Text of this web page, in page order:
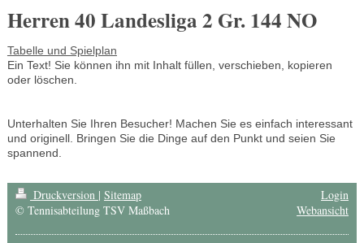
Herren 40 Landesliga 2 Gr. 144 NO
Tabelle und Spielplan
Ein Text! Sie können ihn mit Inhalt füllen, verschieben, kopieren
oder löschen.
Unterhalten Sie Ihren Besucher! Machen Sie es einfach interessant
und originell. Bringen Sie die Dinge auf den Punkt und seien Sie
spannend.
Druckversion | Sitemap
© Tennisabteilung TSV Maßbach
Login
Webansicht